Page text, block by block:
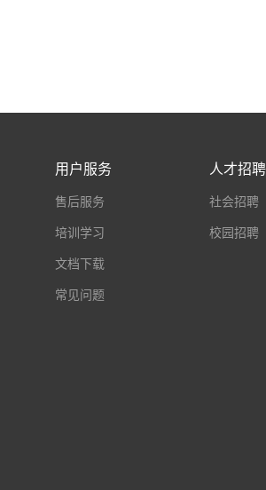
用户服务
售后服务
培训学习
文档下载
常见问题
人才招聘
社会招聘
校园招聘